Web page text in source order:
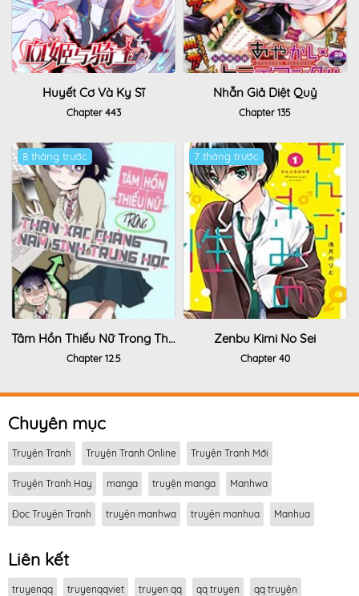
Huyết Cơ Và Kỵ Sĩ
Chapter 443
Nhẫn Giả Diệt Quỷ
Chapter 135
8 tháng trước
Tâm Hồn Thiếu Nữ Trong Thân Xác Chàng Nam Sinh Trung Học
Chapter 12.5
7 tháng trước
Zenbu Kimi No Sei
Chapter 40
Chuyên mục
Truyện Tranh Truyện Tranh Online Truyện Tranh Mới
Truyện Tranh Hay manga truyện manga Manhwa
Đọc Truyện Tranh truyện manhwa truyện manhua Manhua
Liên kết
truyenqq truyenqqviet truyen qq qq truyen qq truyện